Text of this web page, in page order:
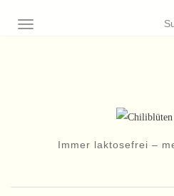
NAVIGATION EIN-/
Immer laktosefrei –